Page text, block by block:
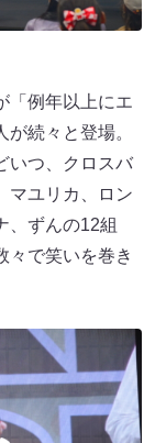
「例年以上にエ
続々と登場。
いつ、クロスバ
マユリカ、ロン
、ずんの12組
々で笑いを巻き